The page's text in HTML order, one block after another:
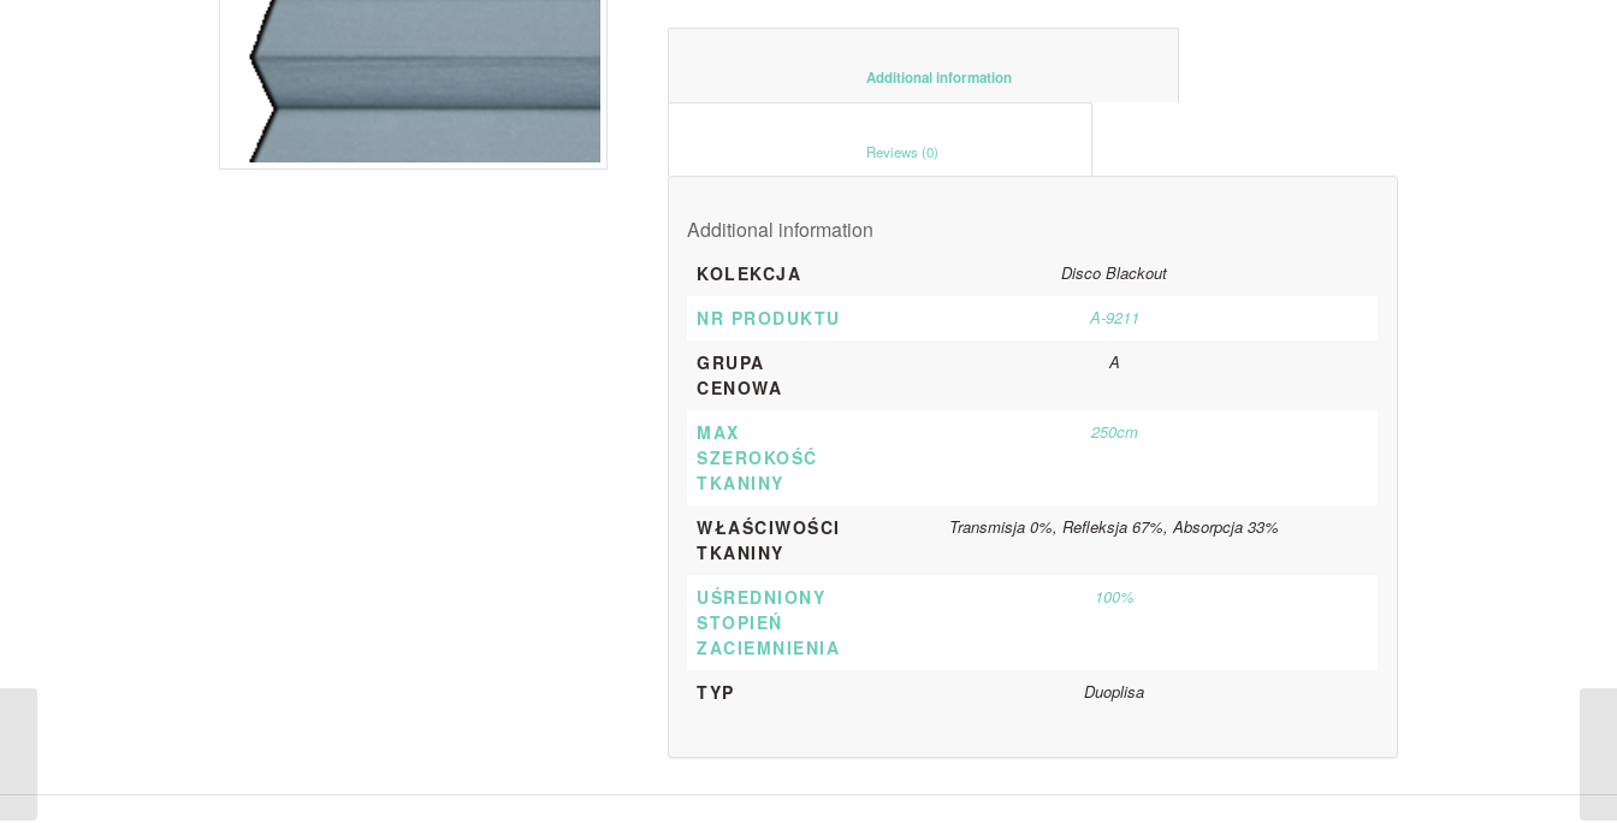
Additional information
KOLEKCJA Disco Blackout
NR PRODUKTU A-9211
GRUPA
CENOWA
A
MAX
SZEROKOŚĆ
TKANINY
250cm
WŁAŚCIWOŚCI
TKANINY
Transmisja 0%, Refleksja 67%, Absorpcja 33%
UŚREDNIONY
STOPIEŃ
ZACIEMNIENIA
100%
TYP Duoplisa